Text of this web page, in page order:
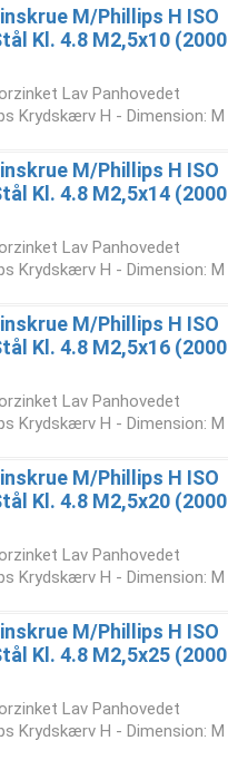
M/Phillips H ISO
Kl. 4.8 M2,5x10 (2000
Lav Panhovedet
Krydskærv H - Dimension: M
M/Phillips H ISO
Kl. 4.8 M2,5x14 (2000
Lav Panhovedet
Krydskærv H - Dimension: M
M/Phillips H ISO
Kl. 4.8 M2,5x16 (2000
Lav Panhovedet
Krydskærv H - Dimension: M
M/Phillips H ISO
Kl. 4.8 M2,5x20 (2000
Lav Panhovedet
Krydskærv H - Dimension: M
M/Phillips H ISO
Kl. 4.8 M2,5x25 (2000
Lav Panhovedet
Krydskærv H - Dimension: M